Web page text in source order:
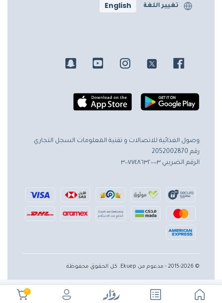
0
تغيير اللغة English
وصول الغذائية للاتصالات و تقنية المعلومات السجل التجاري
رقم 2052002870
الرقم الضريبي ٣٠٠٧٧٤٨٦٣٢٠٠٠٠٣
© 2015-2026 - مدعوم من Ekuep. كل الحقوق محفوظة